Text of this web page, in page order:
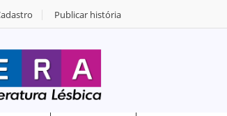
Publicar história